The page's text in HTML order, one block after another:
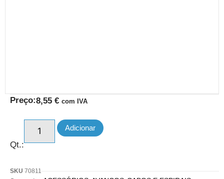
Preço:8,55 € com IVA
Qt.:
Adicionar
SKU 70811